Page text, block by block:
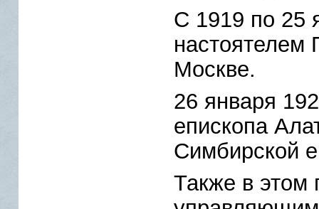
С 1919 по 25
настоятелем
Москве.
26 января
епископа
Симбирской
Также в этом